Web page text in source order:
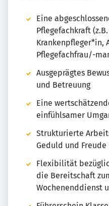
Eine
Pflegefachkraft
Krankenpfleger*in,
Pflegefachfrau/-
Ausgeprägtes
und Betreuung
Eine
einfühlsamer
Strukturierte
Geduld und
Flexibilität
die Bereitschaft
Wochenenddienst